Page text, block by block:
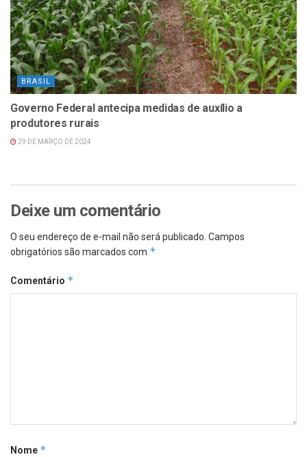
BRASIL
Governo Federal antecipa medidas de auxílio a
produtores rurais
29 DE MARÇO DE 2024
Deixe um comentário
O seu endereço de e-mail não será publicado. Campos
obrigatórios são marcados com *
Comentário *
Nome *